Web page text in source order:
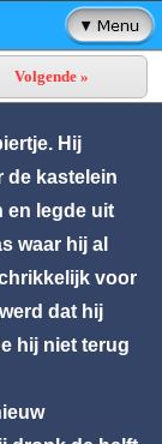
Volgende »
Hij
de kastelein
en legde uit
waar hij al
voor
dat hij
hij niet terug